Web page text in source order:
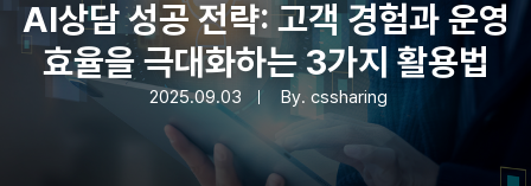
AI상담 성공 전략: 고객 경험과 운영
효율을 극대화하는 3가지 활용법
2025.09.03 By. cssharing